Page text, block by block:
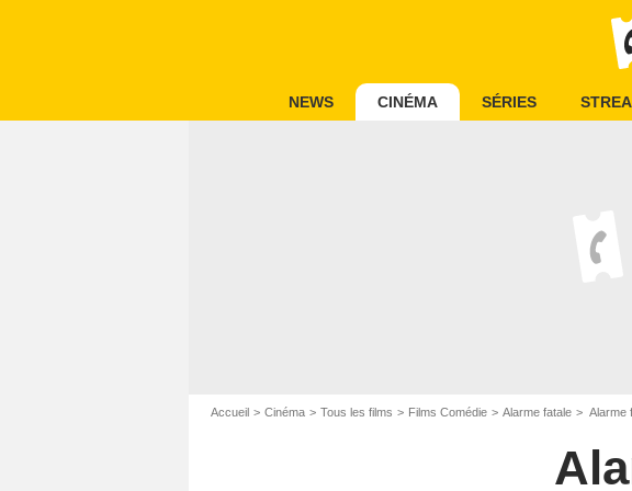
NEWS CINÉMA SÉRIES
Accueil Cinéma Tous les films Films Comédie Alarme fatale Alarme